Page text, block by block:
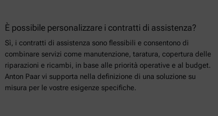
È possibile personalizzare i contratti di assistenza?
Sì, i contratti di assistenza sono flessibili e consentono di
combinare servizi come manutenzione, taratura, copertura delle
riparazioni e ricambi, in base alle priorità operative e al budget.
Anton Paar vi supporta nella definizione di una soluzione su
misura per le vostre esigenze specifiche.